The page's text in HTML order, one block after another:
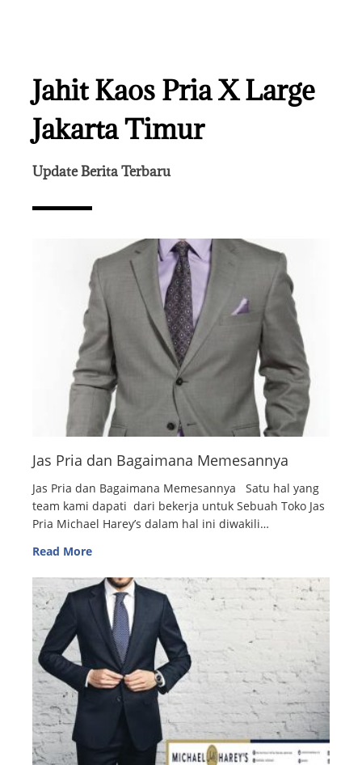
Jahit Kaos Pria X Large
Jakarta Timur
Update Berita Terbaru
Jas Pria dan Bagaimana Memesannya
Jas Pria dan Bagaimana Memesannya Satu hal yang
team kami dapati dari bekerja untuk Sebuah Toko Jas
Pria Michael Harey’s dalam hal ini diwakili…
Read More